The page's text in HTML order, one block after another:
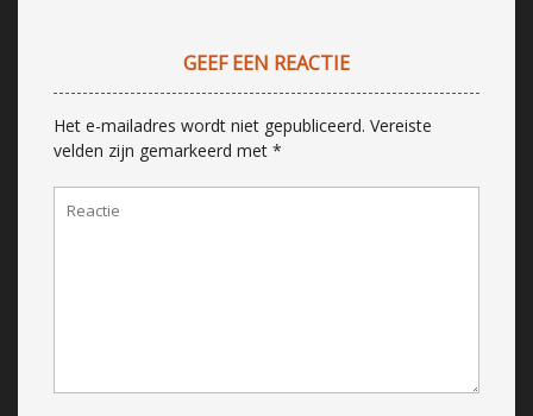
GEEF EEN REACTIE
Het e-mailadres wordt niet gepubliceerd. Vereiste
velden zijn gemarkeerd met *